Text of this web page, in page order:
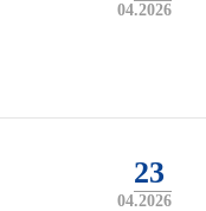
04.2026
23
04.2026